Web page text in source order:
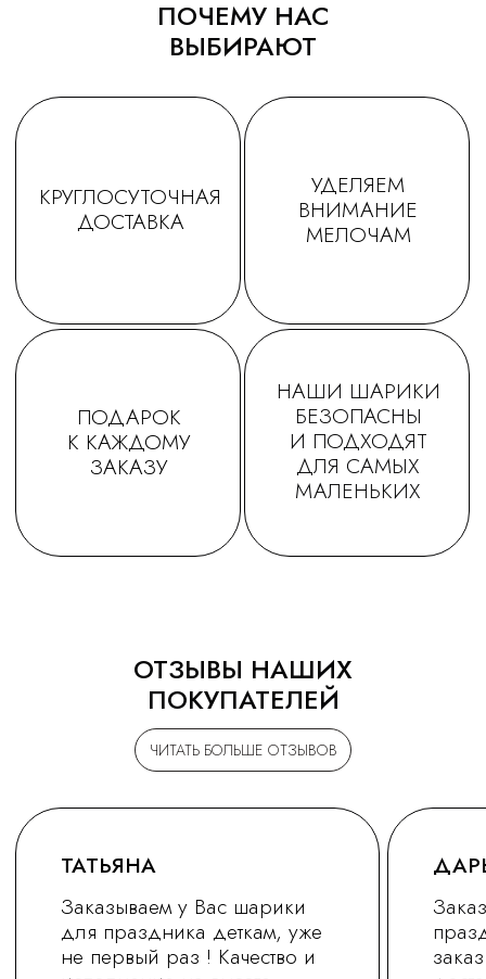
ПОЧЕМУ НАС
ВЫБИРАЮТ
ЧИТАТЬ БОЛЬШЕ ОТЗЫВОВ
ОТЗЫВЫ НАШИХ
ПОКУПАТЕЛЕЙ